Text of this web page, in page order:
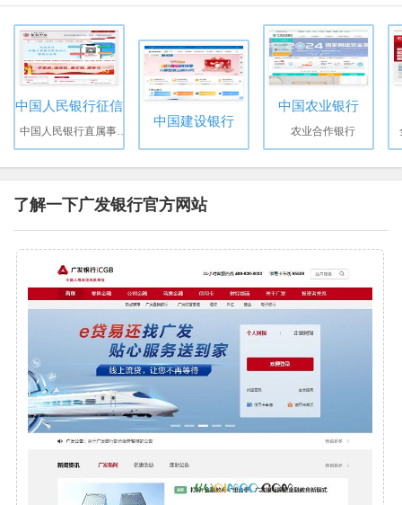
中国人民银行征信中心
中国建设银行
中国农业银行
农业合作银行
了解一下广发银行官方网站